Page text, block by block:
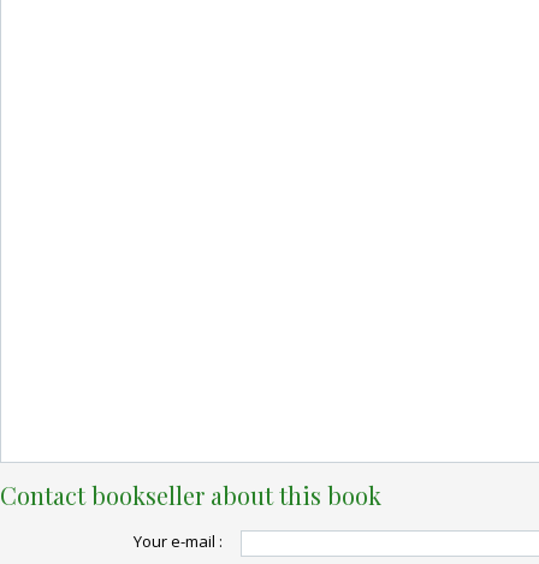
Contact bookseller about this book
Your e-mail :